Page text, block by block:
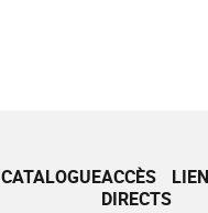
CATALOGUEACCÈS
DIRECTS